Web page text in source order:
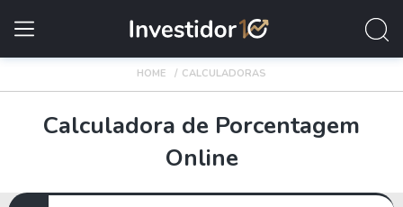
HOME CALCULADORAS
Calculadora de Porcentagem
Online